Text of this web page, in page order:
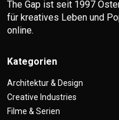
The Gap ist seit 1997
für kreatives Leben und
online.
Kategorien
Architektur & Design
Creative Industries
Filme & Serien